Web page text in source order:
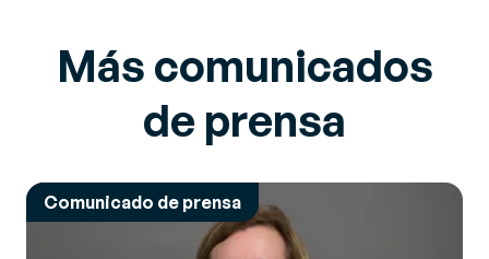
Más comunicados
de prensa
Comunicado de prensa